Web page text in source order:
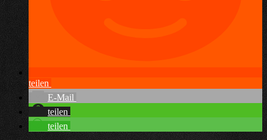
teilen
E-Mail
teilen
teilen